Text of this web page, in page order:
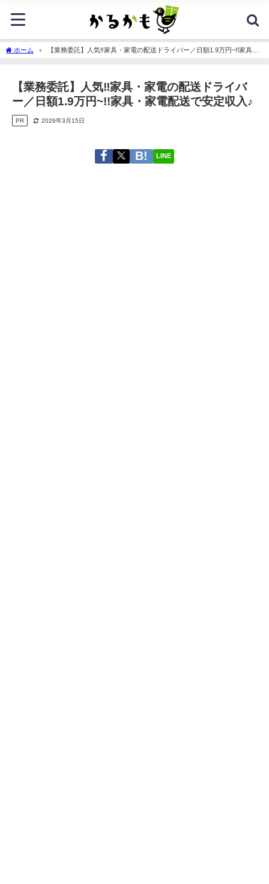
ホーム
【業務委託】人気‼家具・家電の配送ドライバー／日額1.9万円~!!家具・
家電配送で安定収入♪
【業務委託】人気‼家具・家電の配送ドライバ
ー／日額1.9万円~!!家具・家電配送で安定収入♪
PR 2026年3月15日
LINE